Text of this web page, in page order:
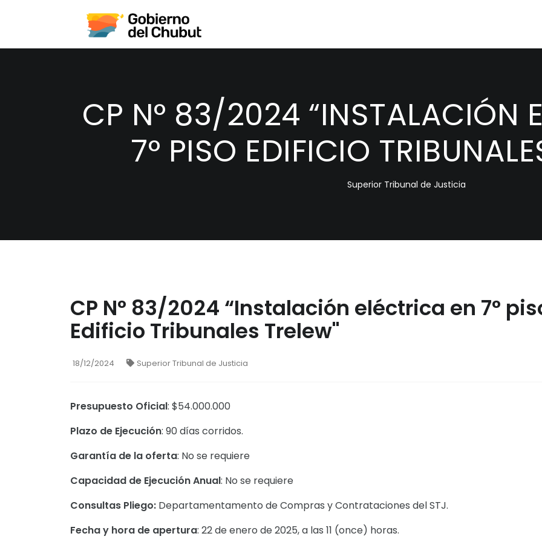
CP N° 83/2024 “INSTALACIÓN
7° PISO EDIFICIO
Superior Tribunal de Justicia
CP N° 83/2024 “Instalación eléctrica en 7°
Edificio Tribunales Trelew"
18/12/2024 Superior Tribunal de Justicia
Presupuesto Oficial: $54.000.000
Plazo de Ejecución: 90 días corridos.
Garantía de la oferta: No se requiere
Capacidad de Ejecución Anual: No se requiere
Consultas Pliego: Departamentamento de Compras y Contrataciones del STJ.
Fecha y hora de apertura: 22 de enero de 2025, a las 11 (once) horas.